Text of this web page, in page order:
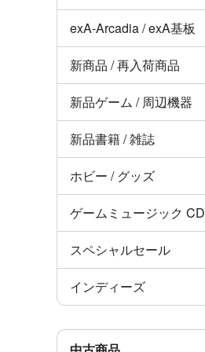
exA-Arcadia / exA基板
新商品 / 再入荷商品
新品ゲーム / 周辺機器
新品書籍 / 雑誌
ホビー / グッズ
ゲームミュージック CD
スペシャルセール
インディーズ